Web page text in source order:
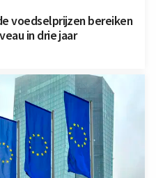
voedselprijzen bereiken
in drie jaar